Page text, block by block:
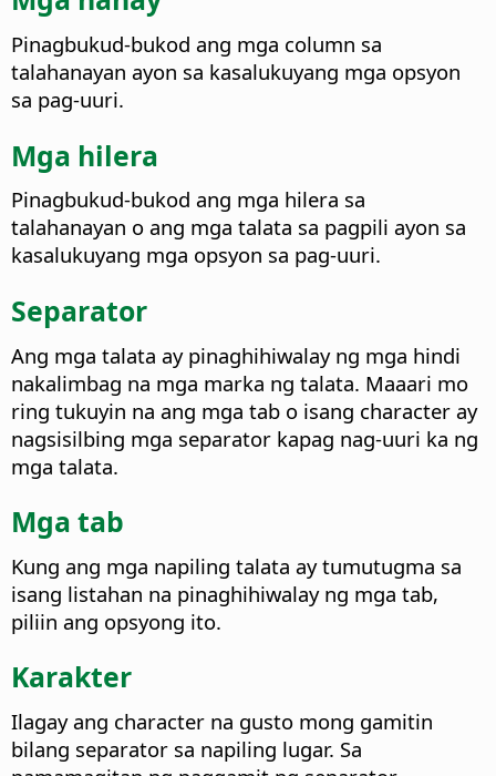
Pinagbukud-bukod ang mga column sa
talahanayan ayon sa kasalukuyang mga opsyon
sa pag-uuri.
Mga hilera
Pinagbukud-bukod ang mga hilera sa
talahanayan o ang mga talata sa pagpili ayon sa
kasalukuyang mga opsyon sa pag-uuri.
Separator
Ang mga talata ay pinaghihiwalay ng mga hindi
nakalimbag na mga marka ng talata. Maaari mo
ring tukuyin na ang mga tab o isang character ay
nagsisilbing mga separator kapag nag-uuri ka ng
mga talata.
Mga tab
Kung ang mga napiling talata ay tumutugma sa
isang listahan na pinaghihiwalay ng mga tab,
piliin ang opsyong ito.
Karakter
Ilagay ang character na gusto mong gamitin
bilang separator sa napiling lugar. Sa